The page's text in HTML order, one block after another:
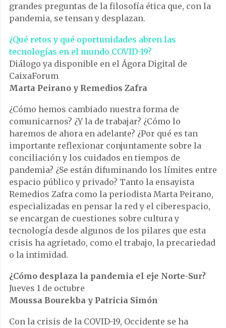
grandes preguntas de la filosofía ética que, con la
pandemia, se tensan y desplazan.
¿Qué retos y qué oportunidades abren las
tecnologías en el mundo COVID-19?
Diálogo ya disponible en el Ágora Digital de
CaixaForum
Marta Peirano y Remedios Zafra
¿Cómo hemos cambiado nuestra forma de
comunicarnos? ¿Y la de trabajar? ¿Cómo lo
haremos de ahora en adelante? ¿Por qué es tan
importante reflexionar conjuntamente sobre la
conciliación y los cuidados en tiempos de
pandemia? ¿Se están difuminando los límites entre
espacio público y privado? Tanto la ensayista
Remedios Zafra como la periodista Marta Peirano,
especializadas en pensar la red y el ciberespacio,
se encargan de cuestiones sobre cultura y
tecnología desde algunos de los pilares que esta
crisis ha agrietado, como el trabajo, la precariedad
o la intimidad.
¿Cómo desplaza la pandemia el eje Norte-Sur?
Jueves 1 de octubre
Moussa Bourekba y Patricia Simón
Con la crisis de la COVID-19, Occidente se ha